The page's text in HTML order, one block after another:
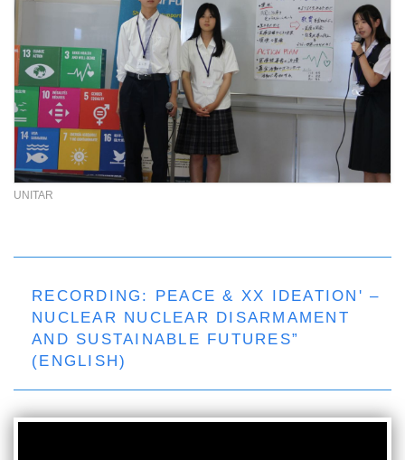
UNITAR
RECORDING: PEACE & XX IDEATION' –
NUCLEAR NUCLEAR DISARMAMENT
AND SUSTAINABLE FUTURES”
(ENGLISH)